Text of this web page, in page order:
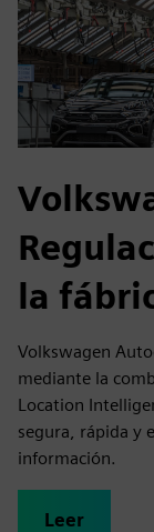
la
Volkswagen
mediante la
Location
segura, rápida y
información.
Leer